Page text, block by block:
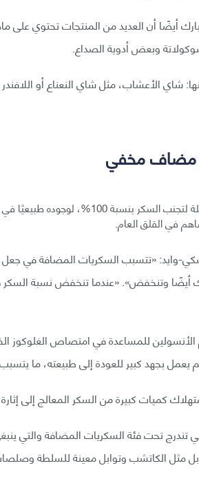
أيضًا أن العديد من المنتجات تحتوي على
وبعض أدوية الصداع.
شاي الأعشاب، مثل شاي النعناع أو
لا توجد وسيلة لتجنب السكر
في القلق العام.
وايد: «تتسبب السكريات المضافة في
أيضًا وتنخفض». «عندما تنخفض نسبة
للمساعدة في امتصاص الغلوكوز
بجهد كبير للعودة إلى طبيعته، ما
كميات كبيرة من السكر المعالج إلى
تندرج تحت فئة السكريات المضافة والتي
مثل الكاتشب وتوابل معينة للسلطة